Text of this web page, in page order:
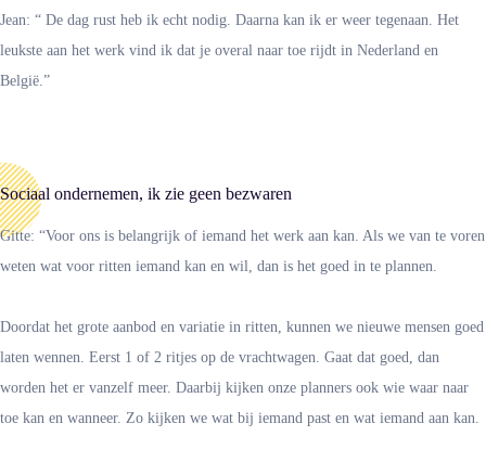
Jean: “ De dag rust heb ik echt nodig. Daarna kan ik er weer tegenaan. Het
leukste aan het werk vind ik dat je overal naar toe rijdt in Nederland en
België.”
Sociaal ondernemen, ik zie geen bezwaren
Gitte: “Voor ons is belangrijk of iemand het werk aan kan. Als we van te voren
weten wat voor ritten iemand kan en wil, dan is het goed in te plannen.
Doordat het grote aanbod en variatie in ritten, kunnen we nieuwe mensen goed
laten wennen. Eerst 1 of 2 ritjes op de vrachtwagen. Gaat dat goed, dan
worden het er vanzelf meer. Daarbij kijken onze planners ook wie waar naar
toe kan en wanneer. Zo kijken we wat bij iemand past en wat iemand aan kan.